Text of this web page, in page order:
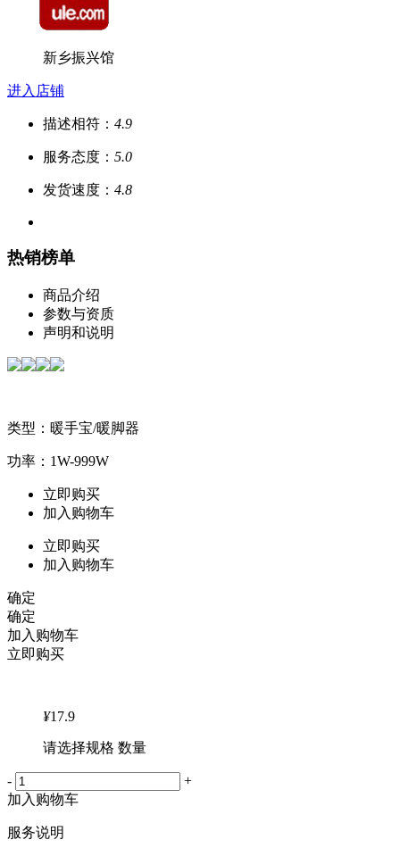
新乡振兴馆
进入店铺
描述相符： 4.9
服务态度： 5.0
发货速度： 4.8
热销榜单
商品介绍
参数与资质
声明和说明
类型：暖手宝/暖脚器
功率：1W-999W
立即购买
加入购物车
立即购买
加入购物车
确定
确定
加入购物车
立即购买
¥17.9
请选择规格 数量
-
+
加入购物车
服务说明